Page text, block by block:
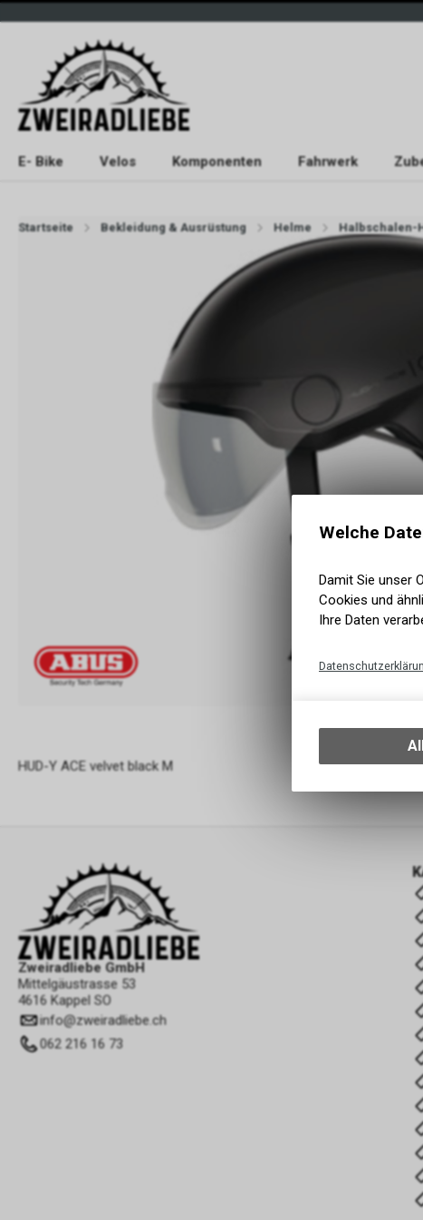
E- Bike Velos Komponenten Fahrwerk
Startseite Bekleidung & Ausrüstung Helme Halbschalen-
HUD-Y ACE velvet black M
Zweiradliebe GmbH
Mittelgäustrasse 53
4616 Kappel SO
info@zweiradliebe.ch
062 216 16 73
Welche
Damit Sie unser
Cookies und
Ihre Daten